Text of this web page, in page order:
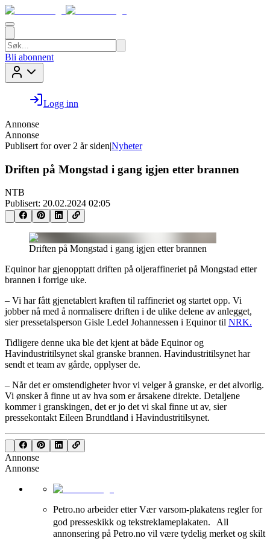
Bli abonnent
Logg inn
Annonse
Annonse
Publisert for over 2 år siden|Nyheter
Driften på Mongstad i gang igjen etter brannen
NTB
Publisert: 20.02.2024 02:05
Driften på Mongstad i gang igjen etter brannen
Equinor har gjenopptatt driften på oljeraffineriet på Mongstad etter
brannen i forrige uke.
– Vi har fått gjenetablert kraften til raffineriet og startet opp. Vi
jobber nå med å normalisere driften i de ulike delene av anlegget,
sier pressetalsperson Gisle Ledel Johannessen i Equinor til NRK.
Tidligere denne uka ble det kjent at både Equinor og
Havindustritilsynet skal granske brannen. Havindustritilsynet har
sendt et team av gårde, opplyser de.
– Når det er omstendigheter hvor vi velger å granske, er det alvorlig.
Vi ønsker å finne ut av hva som er årsakene direkte. Detaljene
kommer i granskingen, det er jo det vi skal finne ut av, sier
pressekontakt Eileen Brundtland i Havindustritilsynet.
Annonse
Annonse
Petro.no arbeider etter Vær varsom-plakatens regler for
god presseskikk og tekstreklameplakaten. All
annonsering på Petro.no vil være tydelig merket og skilt